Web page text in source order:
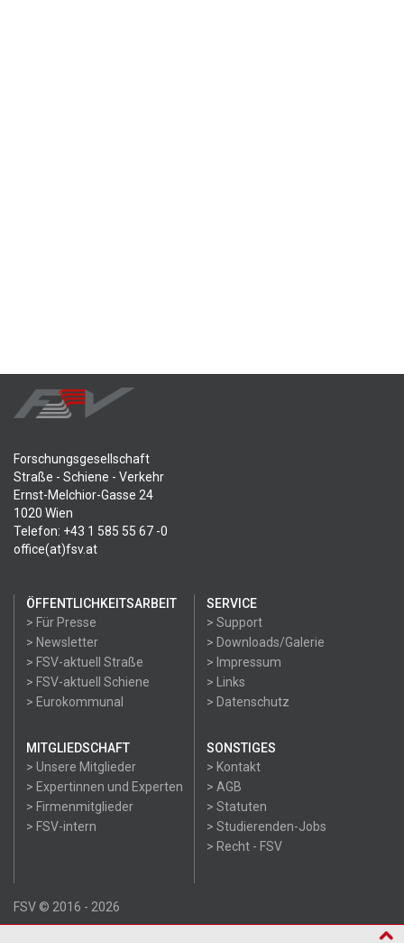
Forschungsgesellschaft
Straße - Schiene - Verkehr
Ernst-Melchior-Gasse 24
1020 Wien
Telefon: +43 1 585 55 67 -0
office(at)fsv.at
ÖFFENTLICHKEITSARBEIT
> Für Presse
> Newsletter
> FSV-aktuell Straße
> FSV-aktuell Schiene
> Eurokommunal
SERVICE
> Support
> Downloads/Galerie
> Impressum
> Links
> Datenschutz
MITGLIEDSCHAFT
> Unsere Mitglieder
> Expertinnen und Experten
> Firmenmitglieder
> FSV-intern
SONSTIGES
> Kontakt
> AGB
> Statuten
> Studierenden-Jobs
> Recht - FSV
FSV © 2016 - 2026